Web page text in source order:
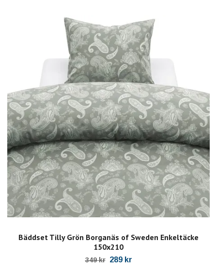
Bäddset Tilly Grön Borganäs of Sweden Enkeltäcke
150x210
349 kr 289 kr